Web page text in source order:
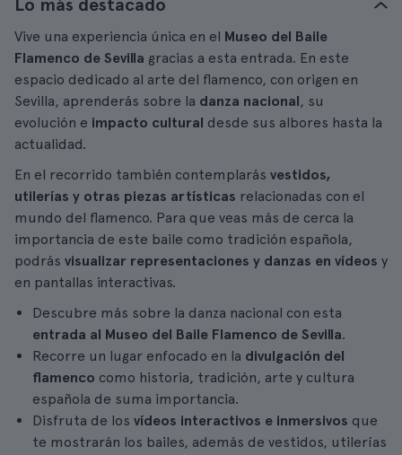
Lo más destacado
Vive una experiencia única en el Museo del Baile
Flamenco de Sevilla gracias a esta entrada. En este
espacio dedicado al arte del flamenco, con origen en
Sevilla, aprenderás sobre la danza nacional, su
evolución e impacto cultural desde sus albores hasta la
actualidad.
En el recorrido también contemplarás vestidos,
utilerías y otras piezas artísticas relacionadas con el
mundo del flamenco. Para que veas más de cerca la
importancia de este baile como tradición española,
podrás visualizar representaciones y danzas en vídeos y
en pantallas interactivas.
Descubre más sobre la danza nacional con esta
entrada al Museo del Baile Flamenco de Sevilla.
Recorre un lugar enfocado en la divulgación del
flamenco como historia, tradición, arte y cultura
española de suma importancia.
Disfruta de los vídeos interactivos e inmersivos que
te mostrarán los bailes, además de vestidos, utilerías